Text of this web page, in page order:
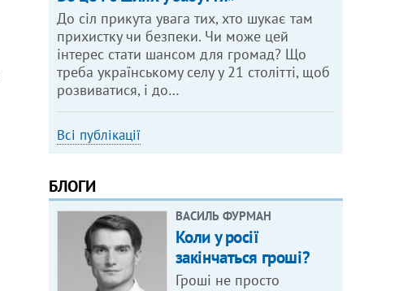
До сіл прикута увага тих, хто шукає там
прихистку чи безпеки. Чи може цей
інтерес стати шансом для громад? Що
треба українському селу у 21 столітті, щоб
розвиватися, і до…
Всі публікації
БЛОГИ
ВАСИЛЬ ФУРМАН
Коли у росії
закінчаться гроші?
Гроші не просто